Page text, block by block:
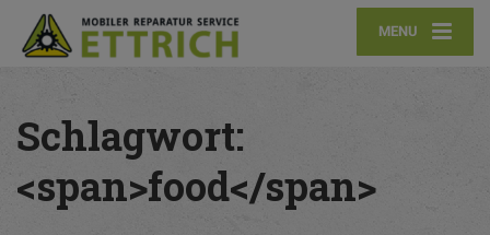
MENU
Schlagwort:
<span>food</span>